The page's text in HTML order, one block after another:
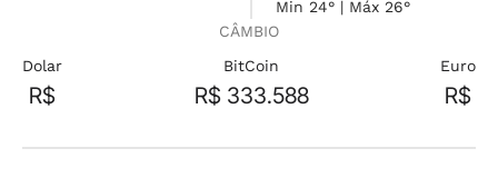
Min 24° | Máx 26°
CÂMBIO
Dolar
R$
BitCoin
R$ 333.588
Euro
R$